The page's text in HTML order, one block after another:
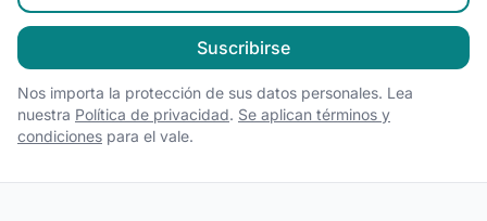
Suscribirse
Nos importa la protección de sus datos personales. Lea
nuestra Política de privacidad. Se aplican términos y
condiciones para el vale.